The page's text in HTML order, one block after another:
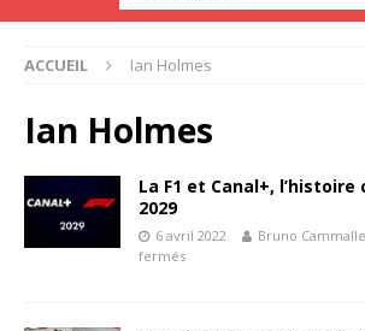
ACCUEIL Ian Holmes
Ian Holmes
La F1 et Canal+,
2029
6 avril 2022 Bruno
fermés